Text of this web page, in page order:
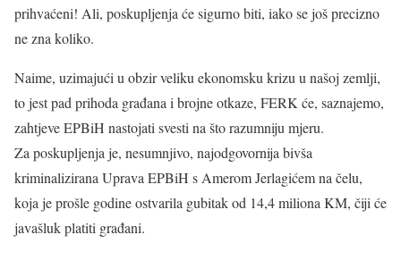
prihvaćeni! Ali, poskupljenja će sigurno biti, iako se još precizno
ne zna koliko.
Naime, uzimajući u obzir veliku ekonomsku krizu u našoj zemlji,
to jest pad prihoda građana i brojne otkaze, FERK će, saznajemo,
zahtjeve EPBiH nastojati svesti na što razumniju mjeru.
Za poskupljenja je, nesumnjivo, najodgovornija bivša
kriminalizirana Uprava EPBiH s Amerom Jerlagićem na čelu,
koja je prošle godine ostvarila gubitak od 14,4 miliona KM, čiji će
javašluk platiti građani.